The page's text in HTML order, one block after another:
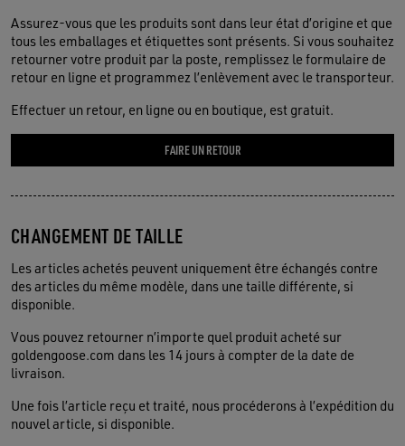
Assurez-vous que les produits sont dans leur état d’origine et que
tous les emballages et étiquettes sont présents. Si vous souhaitez
retourner votre produit par la poste, remplissez le formulaire de
retour en ligne et programmez l’enlèvement avec le transporteur.
Effectuer un retour, en ligne ou en boutique, est gratuit.
FAIRE UN RETOUR
CHANGEMENT DE TAILLE
Les articles achetés peuvent uniquement être échangés contre
des articles du même modèle, dans une taille différente, si
disponible.
Vous pouvez retourner n’importe quel produit acheté sur
goldengoose.com dans les 14 jours à compter de la date de
livraison.
Une fois l’article reçu et traité, nous procéderons à l’expédition du
nouvel article, si disponible.